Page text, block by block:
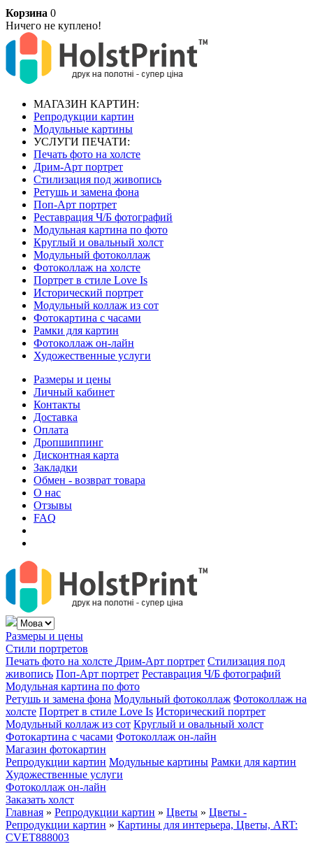
Корзина 0
Ничего не куплено!
МАГАЗИН КАРТИН:
Репродукции картин
Модульные картины
УСЛУГИ ПЕЧАТИ:
Печать фото на холсте
Дрим-Арт портрет
Стилизация под живопись
Ретушь и замена фона
Поп-Арт портрет
Реставрация Ч/Б фотографий
Модульная картина по фото
Круглый и овальный холст
Модульный фотоколлаж
Фотоколлаж на холсте
Портрет в стиле Love Is
Исторический портрет
Модульный коллаж из сот
Фотокартина с часами
Рамки для картин
Фотоколлаж он-лайн
Художественные услуги
Размеры и цены
Личный кабинет
Контакты
Доставка
Оплата
Дропшиппинг
Дисконтная карта
Закладки
Обмен - возврат товара
О нас
Отзывы
FAQ
Размеры и цены
Стили портретов
Печать фото на холсте Дрим-Арт портрет Стилизация под
живопись Поп-Арт портрет Реставрация Ч/Б фотографий
Модульная картина по фото
Ретушь и замена фона Модульный фотоколлаж Фотоколлаж на
холсте Портрет в стиле Love Is Исторический портрет
Модульный коллаж из сот Круглый и овальный холст
Фотокартина с часами Фотоколлаж он-лайн
Магазин фотокартин
Репродукции картин Модульные картины Рамки для картин
Художественные услуги
Фотоколлаж он-лайн
Заказать холст
Главная » Репродукции картин » Цветы » Цветы -
Репродукции картин » Картины для интерьера, Цветы, ART:
CVET888003